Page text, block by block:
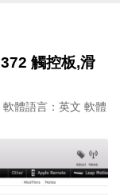
觸控板,滑
體語言：英文 軟體